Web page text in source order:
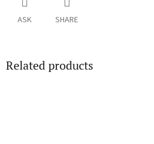
ASK SHARE
Related products